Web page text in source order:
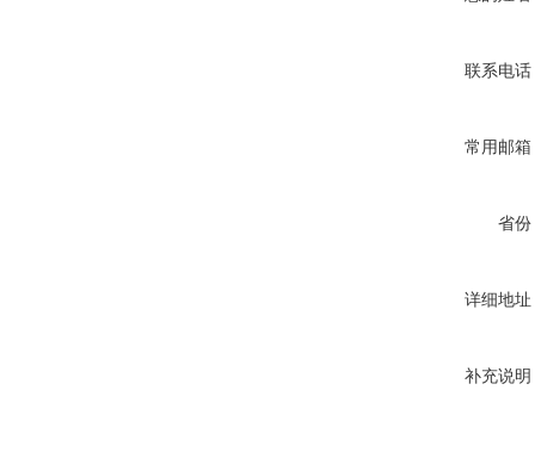
联系电话
常用邮箱
省份
详细地址
补充说明